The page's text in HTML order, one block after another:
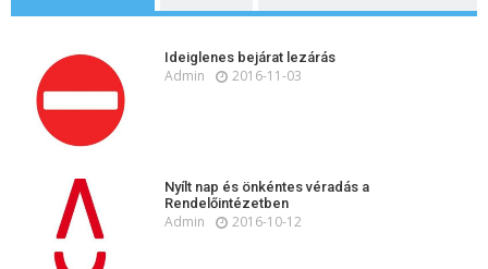
Ideiglenes bejárat lezárás
Admin 2016-11-03
Nyílt nap és önkéntes véradás a
Rendelőintézetben
Admin 2016-10-12